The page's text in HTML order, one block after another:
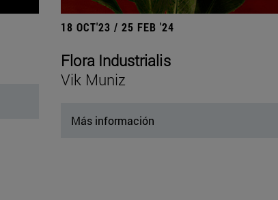
18 OCT'23 / 25 FEB '24
Flora Industrialis
Vik Muniz
Más información